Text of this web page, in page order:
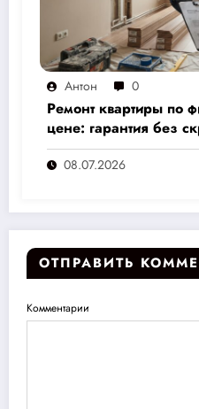
Антон 0
Ремонт квартиры по
цене: гарантия без
переплат
08.07.2026
ОТПРАВИТЬ
Комментарии